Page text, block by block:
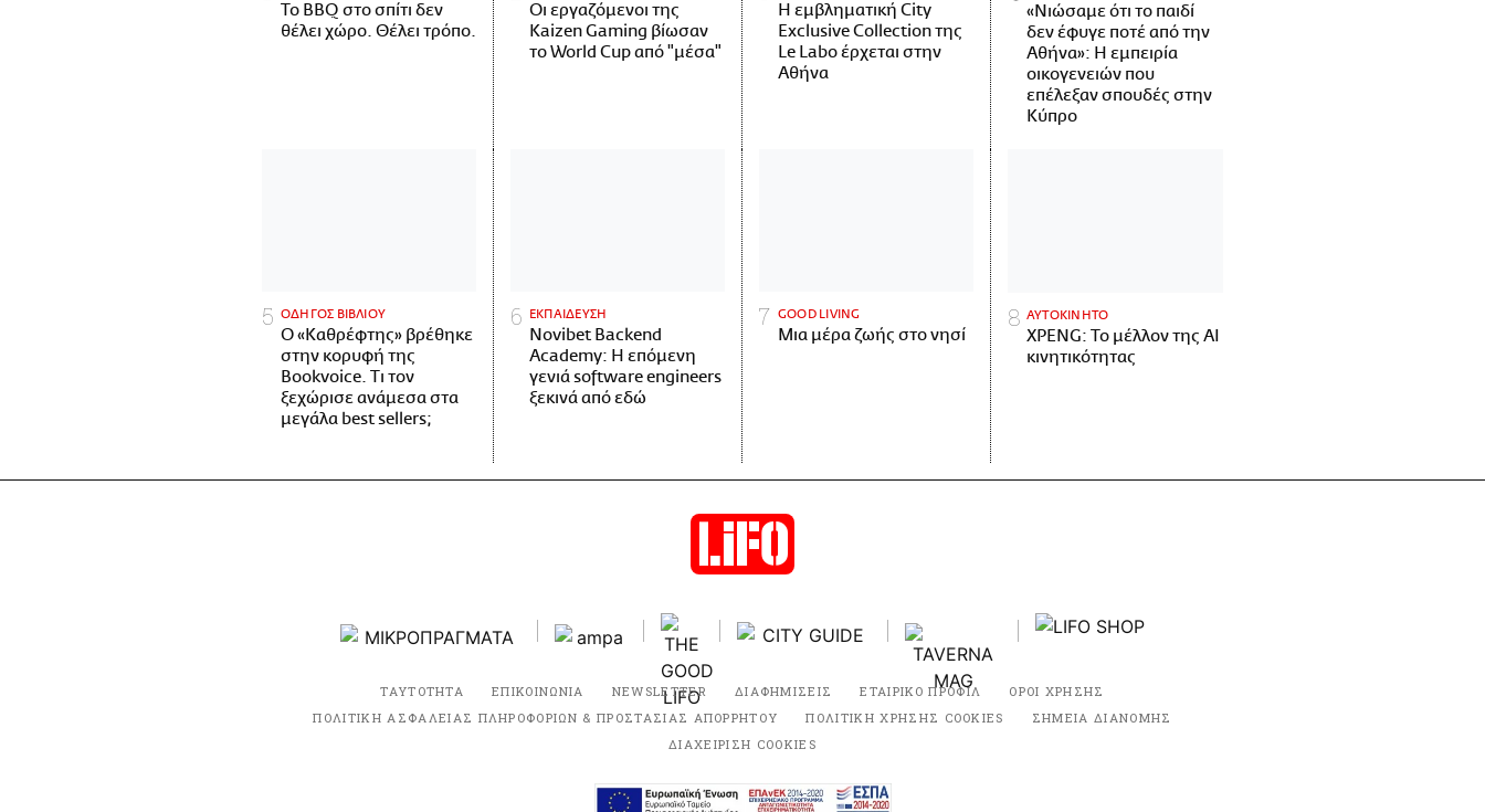
Το BBQ στο σπίτι δεν
θέλει χώρο. Θέλει τρόπο.
Οι εργαζόμενοι της
Kaizen Gaming βίωσαν
το World Cup από "μέσα"
Η εμβληματική City
Exclusive Collection της
Le Labo έρχεται στην
Αθήνα
«Νιώσαμε ότι το παιδί
δεν έφυγε ποτέ από την
Αθήνα»: Η εμπειρία
οικογενειών που
επέλεξαν σπουδές στην
Κύπρο
ΟΔΗΓΟΣ ΒΙΒΛΙΟΥ
Ο «Καθρέφτης» βρέθηκε
στην κορυφή της
Bookvoice. Τι τον
ξεχώρισε ανάμεσα στα
μεγάλα best sellers;
ΕΚΠΑΙΔΕΥΣΗ
Novibet Backend
Academy: Η επόμενη
γενιά software engineers
ξεκινά από εδώ
GOOD LIVING
Μια μέρα ζωής στο νησί
ΑΥΤΟΚΙΝΗΤΟ
XPENG: Το μέλλον της AI
κινητικότητας
ΤΑΥΤΟΤΗΤΑ ΕΠΙΚΟΙΝΩΝΙΑ NEWSLETTER ΔΙΑΦΗΜΙΣΕΙΣ ΕΤΑΙΡΙΚΟ ΠΡΟΦΙΛ
ΟΡΟΙ ΧΡΗΣΗΣ
ΠΟΛΙΤΙΚΗ ΑΣΦΑΛΕΙΑΣ ΠΛΗΡΟΦΟΡΙΩΝ & ΠΡΟΣΤΑΣΙΑΣ ΑΠΟΡΡΗΤΟΥ
ΠΟΛΙΤΙΚΗ ΧΡΗΣΗΣ COOKIES
ΣΗΜΕΙΑ ΔΙΑΝΟΜΗΣ
ΔΙΑΧΕΙΡΙΣΗ COOKIES